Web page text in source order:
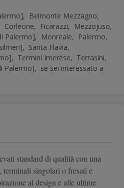
Belmonte Mezzagno,
Corleone, Ficarazzi, Mezzojuso,
Palermo], Monreale, Palermo,
Santa Flavia,
Termini Imerese, Terrasini,
Palermo], se sei interessato a
standard di qualità con una
singolari o fresati e
al design e alle ultime